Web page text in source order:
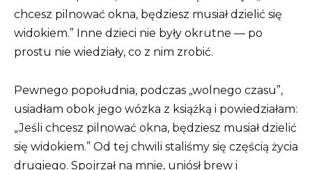
chcesz pilnować okna, będziesz musiał dzielić się
widokiem.” Inne dzieci nie były okrutne — po
prostu nie wiedziały, co z nim zrobić.
Pewnego popołudnia, podczas „wolnego czasu”,
usiadłam obok jego wózka z książką i powiedziałam:
„Jeśli chcesz pilnować okna, będziesz musiał dzielić
się widokiem.” Od tej chwili staliśmy się częścią życia
drugiego. Spojrzał na mnie, uniósł brew i